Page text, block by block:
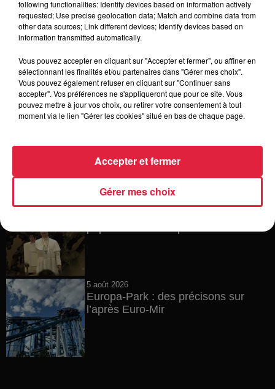
6 août 2026
Catherine Trautmann réagit
6 août 2026
avec les flamants rouges
5 août 2026
Europa-Park : des précisons sur
l’après Euro-Mir
following functionalities: Identify devices based on information actively
requested; Use precise geolocation data; Match and combine data from
other data sources; Link different devices; Identify devices based on
information transmitted automatically.
Vous pouvez accepter en cliquant sur "Accepter et fermer", ou affiner en
sélectionnant les finalités et/ou partenaires dans "Gérer mes choix".
Vous pouvez également refuser en cliquant sur "Continuer sans
accepter". Vos préférences ne s'appliqueront que pour ce site. Vous
pouvez mettre à jour vos choix, ou retirer votre consentement à tout
moment via le lien "Gérer les cookies" situé en bas de chaque page.
Gérer mes choix
Accepter et fermer